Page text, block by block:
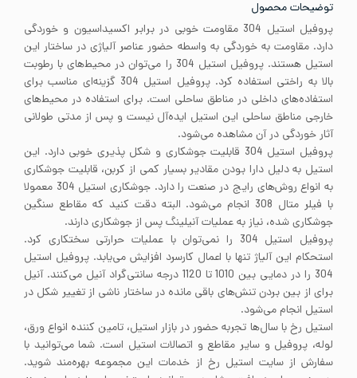
توضیحات محصول
پروفیل استیل 304 مقاومت خوبی در برابر اکسیداسیون و خوردگی
دارد. مقاومت به خوردگی به واسطه حضور عناصر آلیاژی در ساختار این
استیل هستند. پروفیل استیل 304 را می‌توان در محیط‌های با رطوبت
بالا به راختی استفاده کرد. پروفیل استیل 304 گزینه‌ای مناسب برای
استفاده‌های داخلی در مناطق ساحلی است. برای استفاده در محیط‌های
خارجی مناطق ساحلی این استیل ایده‌آل نیست و پس از مدتی طولانی
آثار خوردگی در آن مشاهده می‌شود.
پروفیل استیل 304 قابلیت جوشکاری و شکل پذیری خوبی دارد. این
استیل به دلیل دارا بودن مقادیر بسیار کمی از کربن، قابلیت جوشکاری
به انواع روش‌های رایج در صنعت را دارد. جوشکاری استیل 304 معمولا
با فیلر متال 308 انجام می‌شود. البته دقت کنید که مقاطع سنگین
جوشکاری شده، نیاز به عملیات آنیلینگ پس از جوشکاری دارند.
پروفیل استیل 304 را نمی‌توان با عملیات حرارتی سختکاری کرد.
استحکام این آلیاژ تنها با اعمال کارسرد افزایش می‌یابد. پروفیل استیل
304 را در دمایی بین 1010 تا 1120 درجه سانتی‌گراد آنیل می‌کنند. آنیل
برای از بین بردن تنش‌های باقی مانده در ساختار ناشی از تغییر شکل در
استیل انجام می‌شود.
استیل رخ با سال‌ها تجربه حضور در بازار استیل، تامین کننده انواع ورق،
لوله، پروفیل و سایر مقاطع و اتصالات استیل است. شما می‌توانید با
سفارش از سایت استیل رخ از خدمات این مجموعه بهره‌مند شوید.